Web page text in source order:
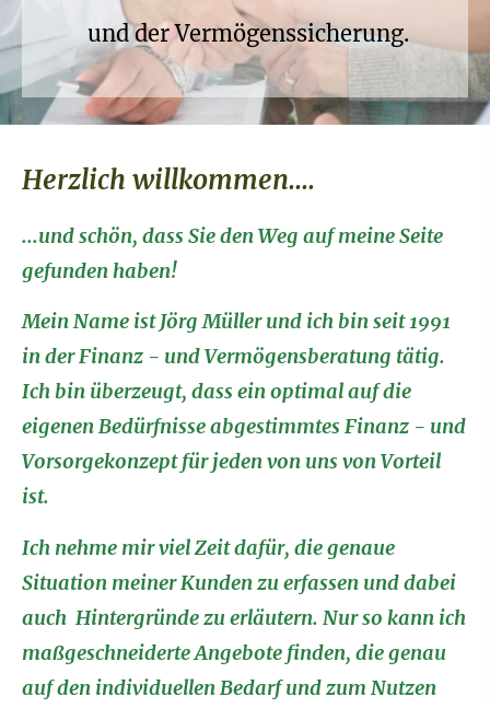
und der Vermögenssicherung.
Herzlich willkommen....
...und schön, dass Sie den Weg auf meine Seite
gefunden haben!
Mein Name ist Jörg Müller und ich bin seit 1991
in der Finanz - und Vermögensberatung tätig.
Ich bin überzeugt, dass ein optimal auf die
eigenen Bedürfnisse abgestimmtes Finanz - und
Vorsorgekonzept für jeden von uns von Vorteil
ist.
Ich nehme mir viel Zeit dafür, die genaue
Situation meiner Kunden zu erfassen und dabei
auch Hintergründe zu erläutern. Nur so kann ich
maßgeschneiderte Angebote finden, die genau
auf den individuellen Bedarf und zum Nutzen